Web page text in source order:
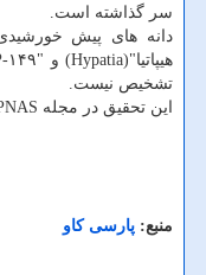
سر گذاشته است.
دانه های پیش
تشخیص نیست.
این تحقیق در مجله PNAS انتشار یافته است.
منبع: پارسی كاو